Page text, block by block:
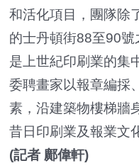
和活化項目，團隊除
的士丹頓街88至90
是上世紀印刷業的集
委聘畫家以報章編採
素，沿建築物樓梯牆
昔日印刷業及報業文
(記者 鄺偉軒)